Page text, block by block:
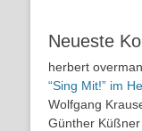
Neueste
herbert
“Sing Mit!” im
Wolfgang
Günther Küßner